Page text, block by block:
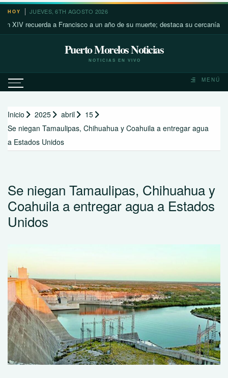
Saltar
contenido
HOY JUEVES, 6TH AGOSTO 2026
recuerda a Francisco a un año de su muerte; destaca su cercanía con los
Puerto Morelos Noticias
NOTICIAS EN VIVO
MENÚ
Inicio 2025 abril
15
Se niegan Tamaulipas, Chihuahua y Coahuila a entregar agua
a Estados Unidos
Se niegan Tamaulipas, Chihuahua y
Coahuila a entregar agua a Estados
Unidos